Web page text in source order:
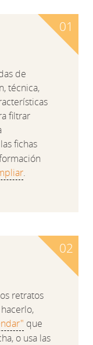
de
técnica,
filtrar
fichas
.
retratos
que
o usa las